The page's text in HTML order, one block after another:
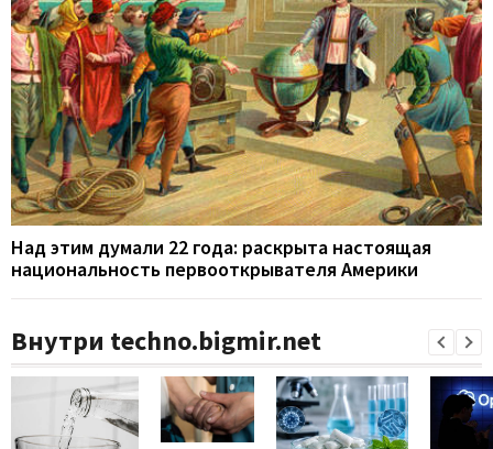
Над этим думали 22 года: раскрыта настоящая
национальность первооткрывателя Америки
Внутри techno.bigmir.net